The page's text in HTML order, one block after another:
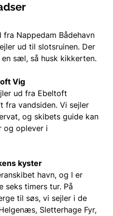
Nappedam Bådehavn
ud til slotsruinen. Der
sæl, så husk kikkerten.
Vig
ud fra Ebeltoft
fra vandsiden. Vi sejler
og skibets guide kan
og oplever i
kyster
havn, og I er
seks timers tur. På
til søs, vi sejler i de
Sletterhage Fyr,